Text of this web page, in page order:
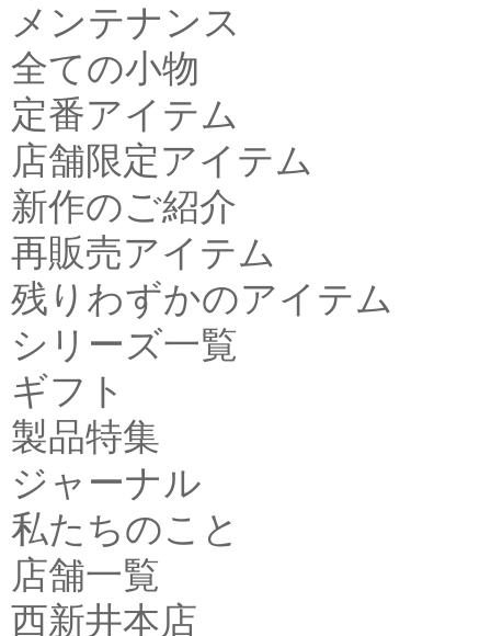
メンテナンス
全ての小物
定番アイテム
店舗限定アイテム
新作のご紹介
再販売アイテム
残りわずかのアイテム
シリーズ一覧
ギフト
製品特集
ジャーナル
私たちのこと
店舗一覧
西新井本店